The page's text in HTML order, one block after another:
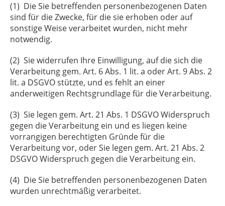
(1) Die Sie betreffenden personenbezogenen Daten
sind für die Zwecke, für die sie erhoben oder auf
sonstige Weise verarbeitet wurden, nicht mehr
notwendig.
(2) Sie widerrufen Ihre Einwilligung, auf die sich die
Verarbeitung gem. Art. 6 Abs. 1 lit. a oder Art. 9 Abs. 2
lit. a DSGVO stützte, und es fehlt an einer
anderweitigen Rechtsgrundlage für die Verarbeitung.
(3) Sie legen gem. Art. 21 Abs. 1 DSGVO Widerspruch
gegen die Verarbeitung ein und es liegen keine
vorrangigen berechtigten Gründe für die
Verarbeitung vor, oder Sie legen gem. Art. 21 Abs. 2
DSGVO Widerspruch gegen die Verarbeitung ein.
(4) Die Sie betreffenden personenbezogenen Daten
wurden unrechtmäßig verarbeitet.